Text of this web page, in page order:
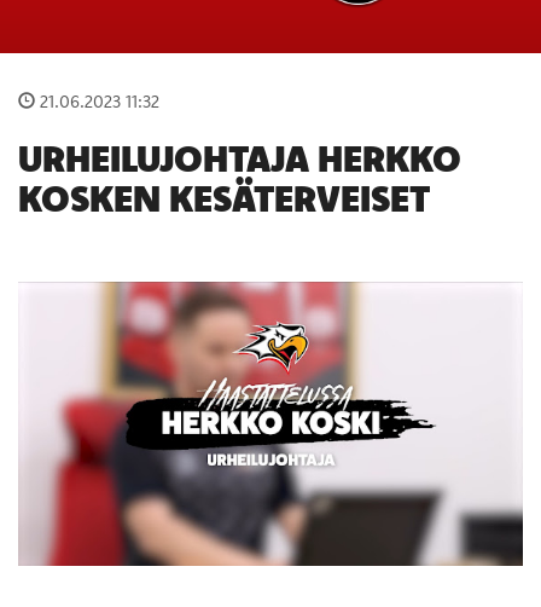
21.06.2023 11:32
URHEILUJOHTAJA HERKKO
KOSKEN KESÄTERVEISET